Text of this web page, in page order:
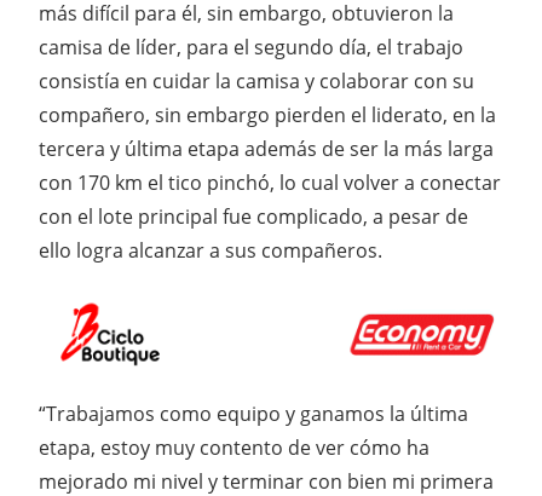
más difícil para él, sin embargo, obtuvieron la
camisa de líder, para el segundo día, el trabajo
consistía en cuidar la camisa y colaborar con su
compañero, sin embargo pierden el liderato, en la
tercera y última etapa además de ser la más larga
con 170 km el tico pinchó, lo cual volver a conectar
con el lote principal fue complicado, a pesar de
ello logra alcanzar a sus compañeros.
“Trabajamos como equipo y ganamos la última
etapa, estoy muy contento de ver cómo ha
mejorado mi nivel y terminar con bien mi primera